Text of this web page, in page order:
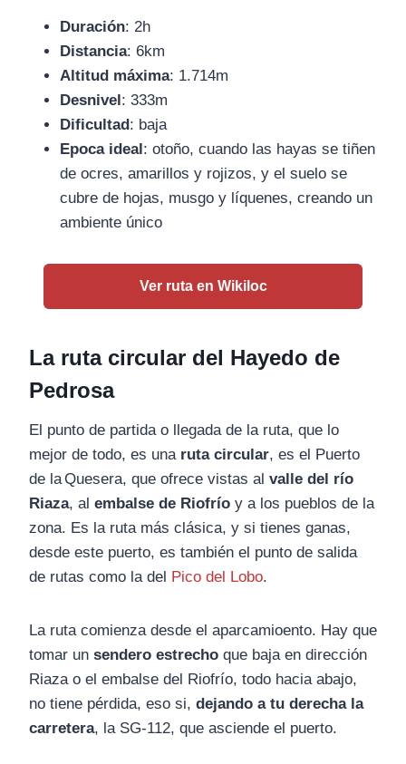
Duración: 2h
Distancia: 6km
Altitud máxima: 1.714m
Desnivel: 333m
Dificultad: baja
Epoca ideal: otoño, cuando las hayas se tiñen
de ocres, amarillos y rojizos, y el suelo se
cubre de hojas, musgo y líquenes, creando un
ambiente único
Ver ruta en Wikiloc
La ruta circular del Hayedo de
Pedrosa
El punto de partida o llegada de la ruta, que lo
mejor de todo, es una ruta circular, es el Puerto
de la Quesera, que ofrece vistas al valle del río
Riaza, al embalse de Riofrío y a los pueblos de la
zona. Es la ruta más clásica, y si tienes ganas,
desde este puerto, es también el punto de salida
de rutas como la del Pico del Lobo.
La ruta comienza desde el aparcamioento. Hay que
tomar un sendero estrecho que baja en dirección
Riaza o el embalse del Riofrío, todo hacia abajo,
no tiene pérdida, eso si, dejando a tu derecha la
carretera, la SG-112, que asciende el puerto.